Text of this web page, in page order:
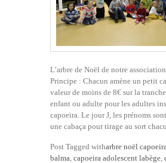
L’arbre de Noël de notre
Principe : Chacun amène un petit
valeur de moins de 8€ sur la
enfant ou adulte pour les adultes
capoeira. Le jour J, les prénoms
une cabaça pour tirage au sort
Post Tagged witharbre noël capoeira
balma capoeira adolescent labège